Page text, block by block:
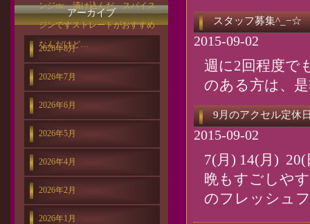
スタッフ募集^_−☆
2015-09-02
週に2回程度で
のある方は、
9月のアクセル定休
2015-09-02
7(月) 14(月)
晩もすごしや
のフレッシュ
ンジetc…漬け込んだ、スパイス
ジンですストレートがおすすめ
なんだけど…
アーカイブ
2026年8月
2026年7月
2026年6月
2026年5月
2026年4月
2026年2月
2026年1月